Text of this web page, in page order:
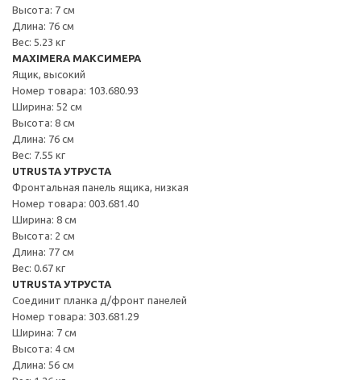
Высота: 7 см
Длина: 76 см
Вес: 5.23 кг
MAXIMERA МАКСИМЕРА
Ящик, высокий
Номер товара: 103.680.93
Ширина: 52 см
Высота: 8 см
Длина: 76 см
Вес: 7.55 кг
UTRUSTA УТРУСТА
Фронтальная панель ящика, низкая
Номер товара: 003.681.40
Ширина: 8 см
Высота: 2 см
Длина: 77 см
Вес: 0.67 кг
UTRUSTA УТРУСТА
Соединит планка д/фронт панелей
Номер товара: 303.681.29
Ширина: 7 см
Высота: 4 см
Длина: 56 см